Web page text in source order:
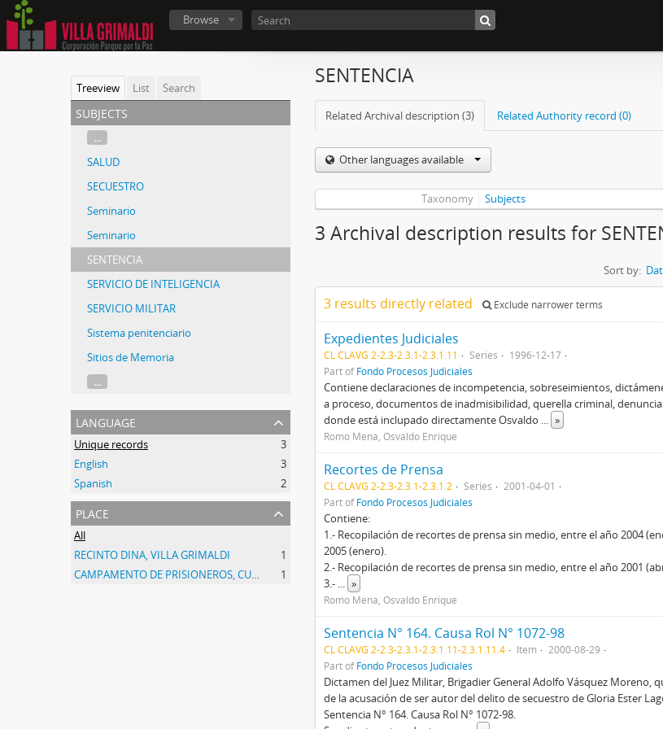
Browse
Treeview List Search
subjects
...
SALUD
SECUESTRO
Seminario
Seminario
SENTENCIA
SERVICIO DE INTELIGENCIA
SERVICIO MILITAR
Sistema penitenciario
Sitios de Memoria
...
language
Unique records
3
English
3
Spanish
2
place
All
RECINTO DINA, VILLA GRIMALDI
1
CAMPAMENTO DE PRISIONEROS, CUATRO ÁLAMOS
1
SENTENCIA
Related Archival description (3) Related Authority record (0)
Other languages available
Taxonomy Subjects
3 Archival description results for
Sort by:
3 results directly related Exclude narrower terms
Expedientes Judiciales
CL CLAVG 2-2.3-2.3.1-2.3.1.11 Series
1996-12-17
Part ofFondo Procesos Judiciales
Contiene declaraciones de incompetencia, sobreseimientos,
a proceso, documentos de inadmisibilidad, querella criminal,
donde está inclupado directamente Osvaldo ... »
Romo Mena, Osvaldo Enrique
Recortes de Prensa
CL CLAVG 2-2.3-2.3.1-2.3.1.2 Series
2001-04-01
Part ofFondo Procesos Judiciales
Contiene:
1.- Recopilación de recortes de prensa sin medio, entre el año 2004
2005 (enero).
2.- Recopilación de recortes de prensa sin medio, entre el año 2001
3.- ... »
Romo Mena, Osvaldo Enrique
Sentencia N° 164. Causa Rol N° 1072-98
CL CLAVG 2-2.3-2.3.1-2.3.1.11-2.3.1.11.4 Item
2000-08-29
Part ofFondo Procesos Judiciales
Dictamen del Juez Militar, Brigadier General Adolfo Vásquez Moreno,
de la acusación de ser autor del delito de secuestro de Gloria Ester
Sentencia N° 164. Causa Rol N° 1072-98.